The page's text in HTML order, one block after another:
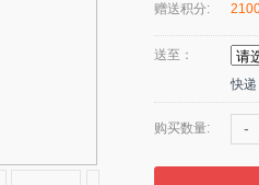
赠送积分:
送至：
快
购买数量: -